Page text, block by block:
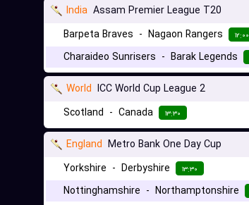
India Assam Premier League T20
Barpeta Braves - Nagaon Rangers ۱۲:۰۰
Charaideo Sunrisers - Barak Legends
World ICC World Cup League 2
Scotland - Canada ۱۳:۳۰
England Metro Bank One Day Cup
Yorkshire - Derbyshire ۱۳:۳۰
Nottinghamshire - Northamptonshire